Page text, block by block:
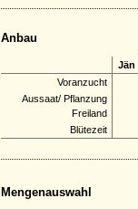
Anbau
Jän
Voranzucht
Aussaat/ Pflanzung
Freiland
Blütezeit
Mengenauswahl